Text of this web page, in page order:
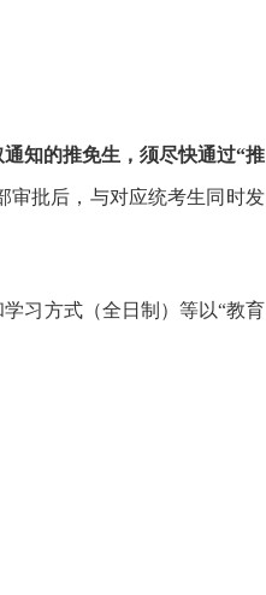
知的推免生，须尽快通过“推
审批后，与对应统考生同时发
习方式（全日制）等以“教育